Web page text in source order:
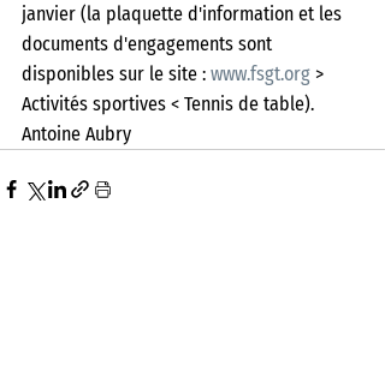
janvier (la plaquette d'information et les
documents d'engagements sont
disponibles sur le site : www.fsgt.org >
Activités sportives < Tennis de table).
Antoine Aubry